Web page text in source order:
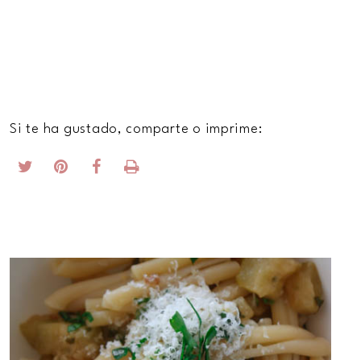
Si te ha gustado, comparte o imprime: